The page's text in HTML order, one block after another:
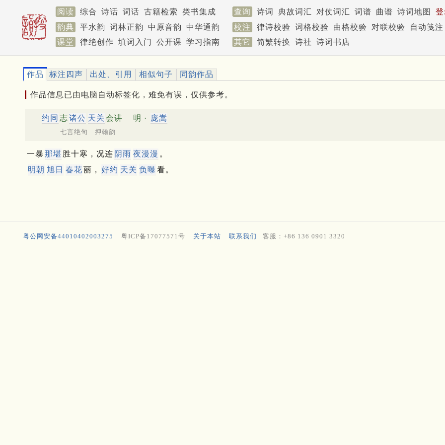
阅读 综合 诗话 词话 古籍检索 类书集成 查询 诗词 典故词汇 对仗词汇 词谱 曲谱 诗词地图
韵典
平水韵 词林正韵 中原音韵 中华通韵 校注 律诗校验 词格校验 曲格校验 对联校验
自动笺注
课堂
律绝创作 填词入门 公开课 学习指南 其它 简繁转换 诗社 诗词书店
作品 标注四声 出处、引用 相似句子 同韵作品
作品信息已由电脑自动标签化，难免有误，仅供参考。
约同 志诸公 天关 会讲 明 · 庞嵩
七言绝句 押翰韵
一暴 那堪 胜十寒，况连 阴雨 夜漫漫 。
明朝 旭日 春花丽， 好约 天关 负曝 看。
粤公网安备44010402003275 粤ICP备17077571号 关于本站 联系我们 客服：+86 136 0901 3320